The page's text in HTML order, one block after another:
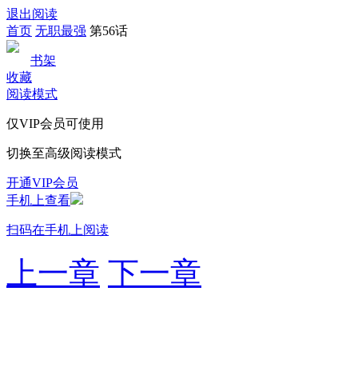
退出阅读
首页 无职最强 第56话
书架
收藏
阅读模式
仅VIP会员可使用
切换至高级阅读模式
开通VIP会员
手机上查看
扫码在手机上阅读
上一章 下一章